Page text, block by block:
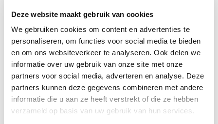
Deze website maakt gebruik van cookies
We gebruiken cookies om content en advertenties te
personaliseren, om functies voor social media te bieden
en om ons websiteverkeer te analyseren. Ook delen we
informatie over uw gebruik van onze site met onze
partners voor social media, adverteren en analyse. Deze
partners kunnen deze gegevens combineren met andere
informatie die u aan ze heeft verstrekt of die ze hebben
verzameld op basis van uw gebruik van hun services.
Bekijk tarieven voor begrafenis